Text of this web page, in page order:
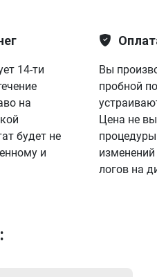
14-ти
на
будет не
и
Вы
пробной
Цена не
логов на